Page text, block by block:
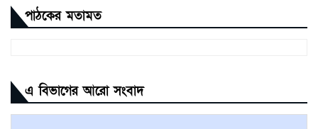
পাঠকের মতামত
এ বিভাগের আরো সংবাদ